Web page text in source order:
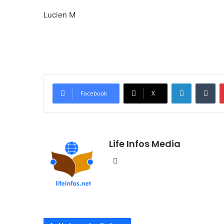
Lucien M
Facebook X
Life Infos Media